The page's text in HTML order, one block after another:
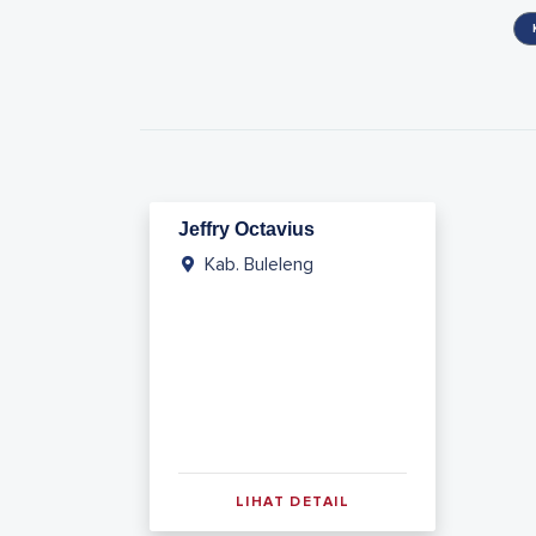
Jeffry Octavius
Kab. Buleleng
LIHAT DETAIL